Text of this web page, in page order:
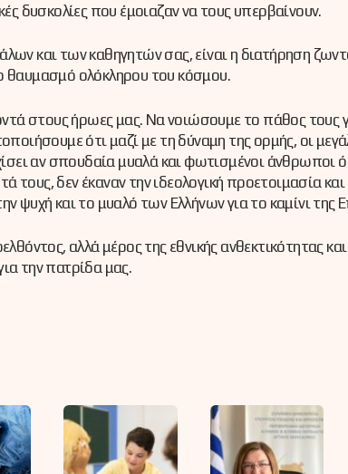
δυσκολίες που έμοιαζαν να τους υπερβαίνουν.
και των καθηγητών σας, είναι η διατήρηση
θαυμασμό ολόκληρου του κόσμου.
στους ήρωες μας. Να νοιώσουμε το πάθος τους
ότι μαζί με τη δύναμη της ορμής, οι
αν σπουδαία μυαλά και φωτισμένοι άνθρωποι
τους, δεν έκαναν την ιδεολογική προετοιμασία και
ψυχή και το μυαλό των Ελλήνων για το καμίνι της
αλλά μέρος της εθνικής ανθεκτικότητας
την πατρίδα μας.